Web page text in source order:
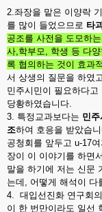
2.좌장을 맡은 이양락
를 많이 들었으므로 타
공조를 사전을 도모하
사,학부모, 학생 등 다
록 협의하는 것이 효과
서 상생의 질문을 하였
민주시민이 필요하다
당황하였습니다.
3. 특정교과보다는 민
조하여 호응을 받았습
공청회를 앞두고 u-17
장이 이 이야기를 하면
말을 하기에 저는 신문
는데, 어떻게 해석이 다
4. 대입선진화 연구회
이 한 번만이라도 일선